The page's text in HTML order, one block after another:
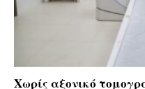
Χωρίς αξονικό